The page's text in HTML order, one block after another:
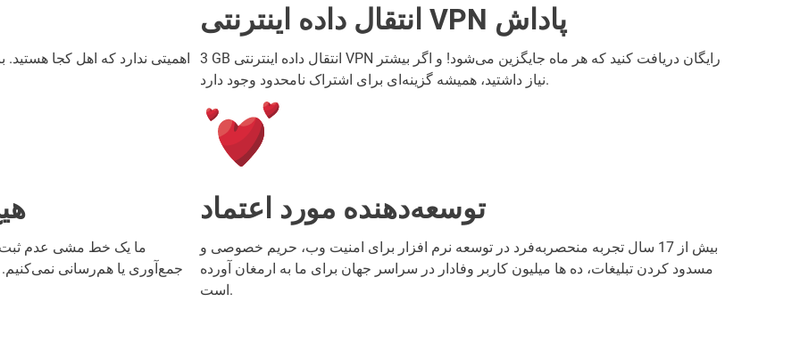
اهمیتی ندارد که اهل کجا
ما یک خط مشی عدم ثبت
جمع‌آوری یا هم‌رسانی نمی‌کنیم.
انتقال داده اینترنتی VPN پاداش
3 GB انتقال داده اینترنتی VPN رایگان دریافت کنید که هر ماه جایگزین می‌شود! و اگر بیشتر
نیاز داشتید، همیشه گزینه‌ای برای اشتراک نامحدود وجود دارد.
توسعه‌دهنده مورد اعتماد
بیش از 17 سال تجربه منحصربه‌فرد در توسعه نرم افزار برای امنیت وب، حریم خصوصی و
مسدود کردن تبلیغات، ده ها میلیون کاربر وفادار در سراسر جهان برای ما به ارمغان آورده
است.